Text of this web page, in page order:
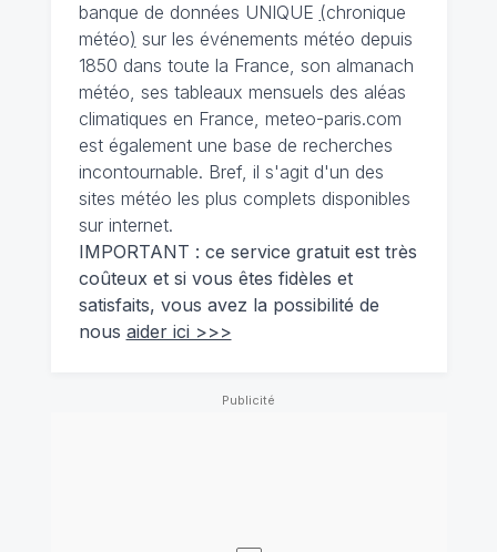
banque de données UNIQUE (chronique
météo) sur les événements météo depuis
1850 dans toute la France, son almanach
météo, ses tableaux mensuels des aléas
climatiques en France, meteo-paris.com
est également une base de recherches
incontournable. Bref, il s'agit d'un des
sites météo les plus complets disponibles
sur internet.
IMPORTANT : ce service gratuit est très
coûteux et si vous êtes fidèles et
satisfaits, vous avez la possibilité de
nous aider ici >>>